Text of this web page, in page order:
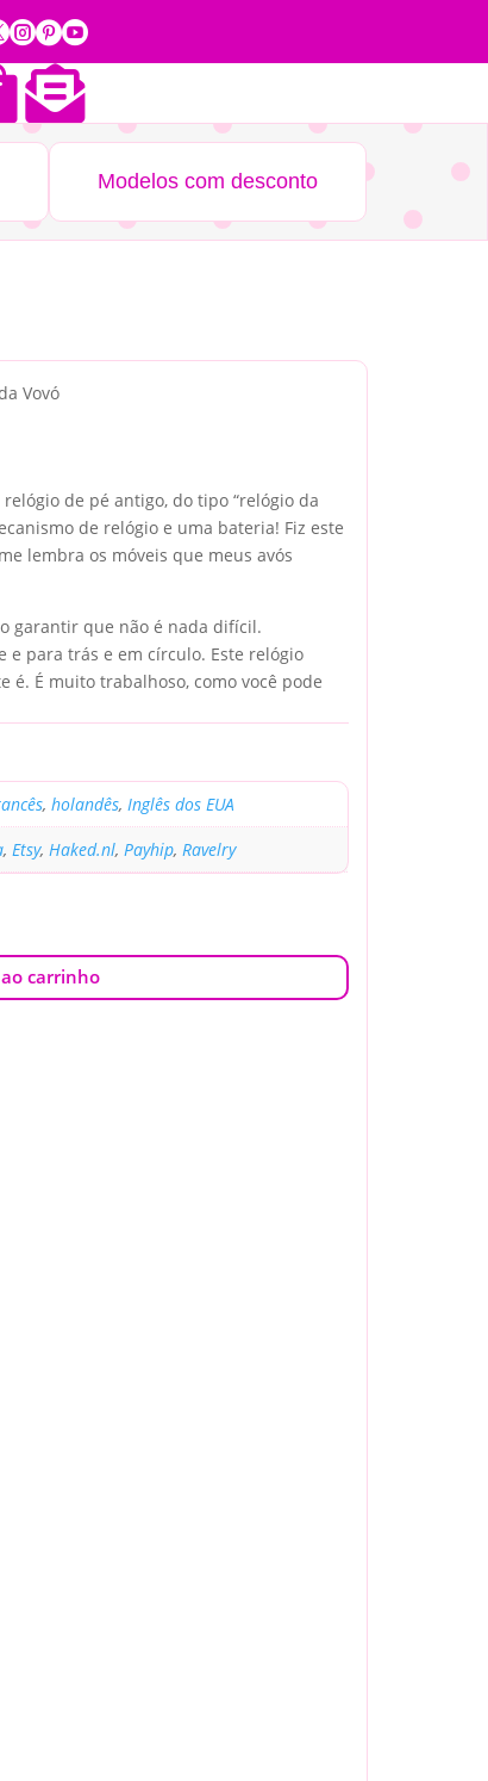


Modelos com desconto
Vovó
de pé antigo, do tipo “relógio da
de relógio e uma bateria! Fiz este
lembra os móveis que meus avós
garantir que não é nada difícil.
e para trás e em círculo. Este relógio
É muito trabalhoso, como você pode
, holandês, Inglês dos EUA
, Etsy, Haked.nl, Payhip, Ravelry
carrinho